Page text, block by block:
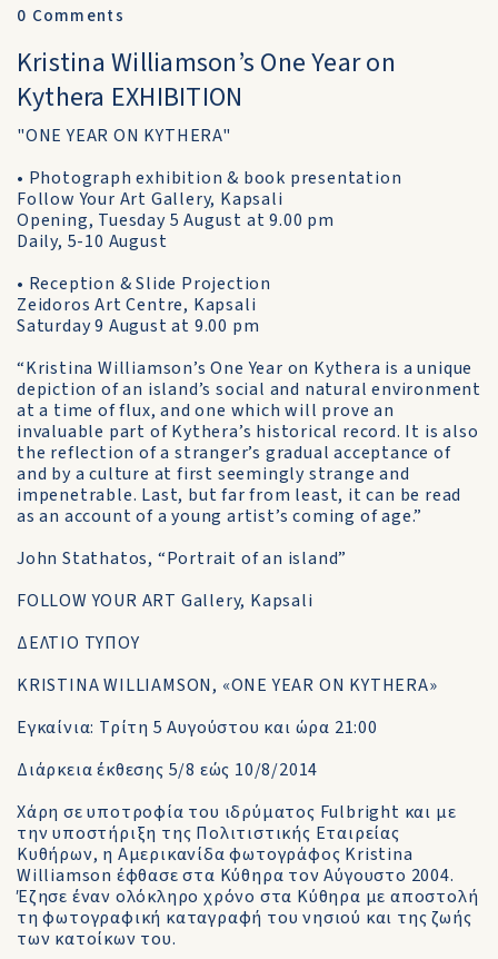
0 Comments
Kristina Williamson’s One Year on
Kythera EXHIBITION
"ONE YEAR ON KYTHERA"
• Photograph exhibition & book presentation
Follow Your Art Gallery, Kapsali
Opening, Tuesday 5 August at 9.00 pm
Daily, 5-10 August
• Reception & Slide Projection
Zeidoros Art Centre, Kapsali
Saturday 9 August at 9.00 pm
“Kristina Williamson’s One Year on Kythera is a unique
depiction of an island’s social and natural environment
at a time of flux, and one which will prove an
invaluable part of Kythera’s historical record. It is also
the reflection of a stranger’s gradual acceptance of
and by a culture at first seemingly strange and
impenetrable. Last, but far from least, it can be read
as an account of a young artist’s coming of age.”
John Stathatos, “Portrait of an island”
FOLLOW YOUR ART Gallery, Kapsali
ΔΕΛΤΙΟ ΤΥΠΟΥ
KRISTINA WILLIAMSON, «ONE YEAR ON KYTHERA»
Εγκαίνια: Τρίτη 5 Αυγούστου και ώρα 21:00
Διάρκεια έκθεσης 5/8 εώς 10/8/2014
Xάρη σε υποτροφία του ιδρύματος Fulbright και με
την υποστήριξη της Πολιτιστικής Εταιρείας
Κυθήρων, η Αμερικανίδα φωτογράφος Kristina
Williamson έφθασε στα Κύθηρα τον Αύγουστο 2004.
Έζησε έναν ολόκληρο χρόνο στα Κύθηρα με αποστολή
τη φωτογραφική καταγραφή του νησιού και της ζωής
των κατοίκων του.